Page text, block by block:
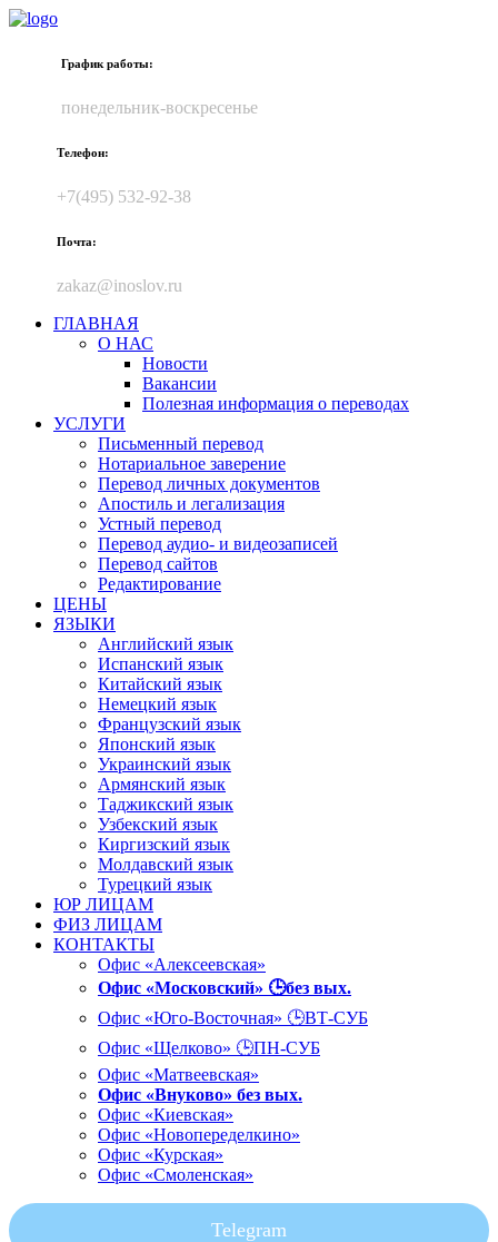
График работы:
понедельник-воскресенье
Телефон:
+7(495) 532-92-38
Почта:
zakaz@inoslov.ru
ГЛАВНАЯ
О НАС
Новости
Вакансии
Полезная информация о переводах
УСЛУГИ
Письменный перевод
Нотариальное заверение
Перевод личных документов
Апостиль и легализация
Устный перевод
Перевод аудио- и видеозаписей
Перевод сайтов
Редактирование
ЦЕНЫ
ЯЗЫКИ
Английский язык
Испанский язык
Китайский язык
Немецкий язык
Французский язык
Японский язык
Украинский язык
Армянский язык
Таджикский язык
Узбекский язык
Киргизский язык
Молдавский язык
Турецкий язык
ЮР ЛИЦАМ
ФИЗ ЛИЦАМ
КОНТАКТЫ
Офис «Алексеевская»
Офис «Московский» 🕒без вых.
Офис «Юго-Восточная» 🕒ВТ-СУБ
Офис «Щелково» 🕒ПН-СУБ
Офис «Матвеевская»
Офис «Внуково» без вых.
Офис «Киевская»
Офис «Новопеределкино»
Офис «Курская»
Офис «Смоленская»
Telegram